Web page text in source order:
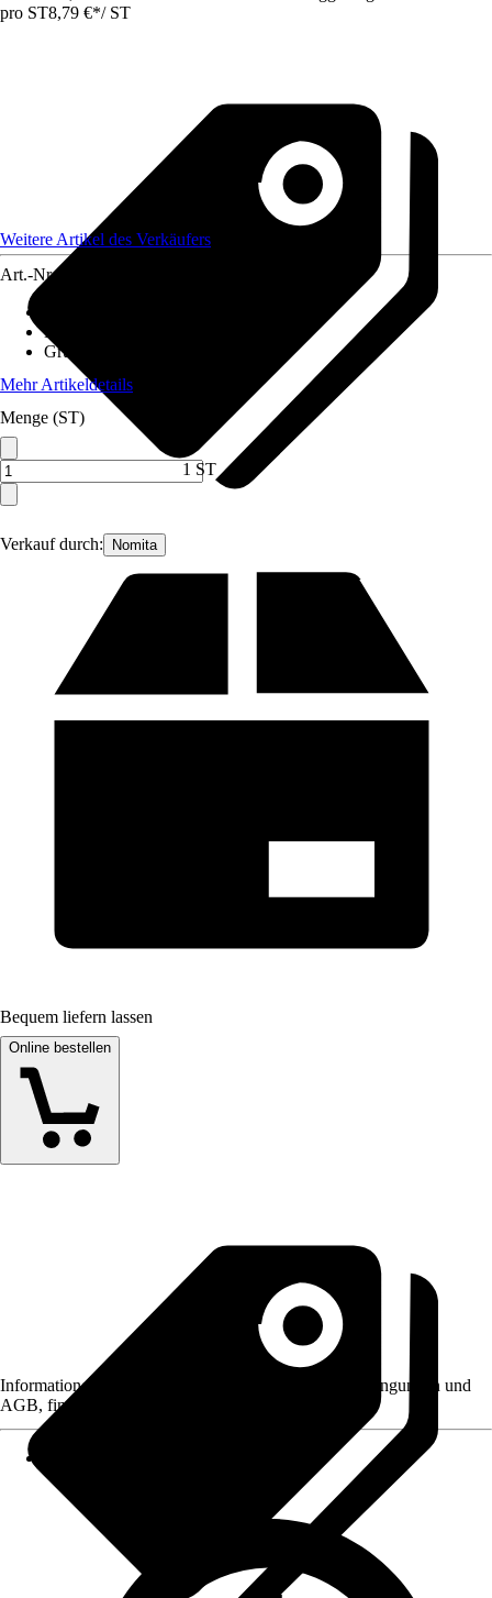
pro ST8,79 €*/ ST
Verkauf durch: Nomita
Weitere Artikel des Verkäufers
Art.-Nr.
Material
Grundfarbe
Mehr Artikeldetails
Menge (ST)
1 ST
Bequem liefern lassen
Online bestellen
Informationen des Verkäufers, wie z. B. Rückgabebedingungen und
AGB, finden Sie bei Klick auf den Verkäufernamen.